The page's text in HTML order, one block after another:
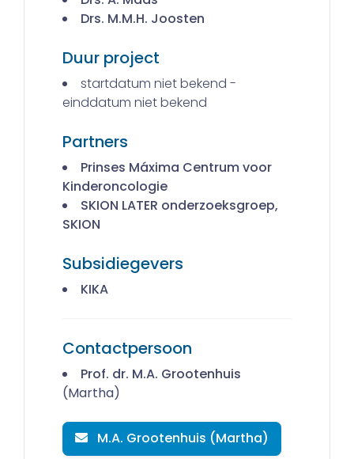
Drs. M.M.H. Joosten
Duur project
startdatum niet bekend -
einddatum niet bekend
Partners
Prinses Máxima Centrum voor
Kinderoncologie
SKION LATER onderzoeksgroep,
SKION
Subsidiegevers
KIKA
Contactpersoon
Prof. dr. M.A. Grootenhuis
(Martha)
M.A. Grootenhuis (Martha)